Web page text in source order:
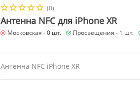
(0)
Антенна NFC для iPhone XR
Московская -0 шт. Просвещения - 1 шт.
Антенна NFC iPhone XR